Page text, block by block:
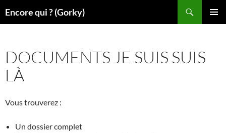
auEncore qui ? (Gorky)
DOCUMENTS JE SUIS SUIS
LÀ
Vous trouverez :
Un dossier complet